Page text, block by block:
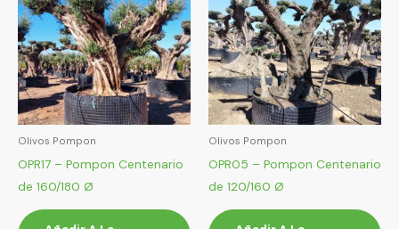
Olivos Pompon
OPR17 – Pompon Centenario
de 160/180 Ø
Olivos Pompon
OPR05 – Pompon Centenario
de 120/160 Ø